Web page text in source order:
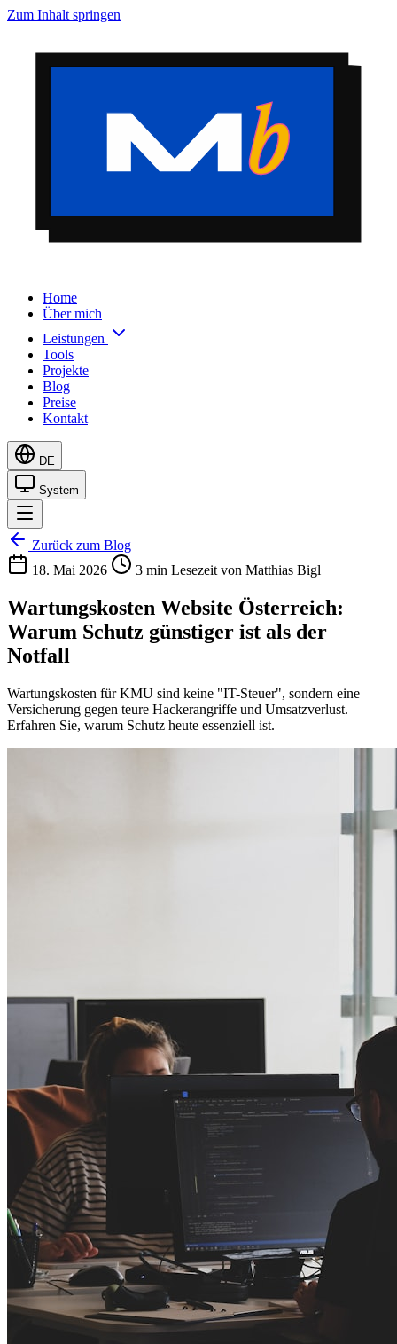
Zum Inhalt springen
Home
Über mich
Leistungen
Tools
Projekte
Blog
Preise
Kontakt
DE
System
Zurück zum Blog
18. Mai 2026
3 min Lesezeit von Matthias Bigl
Wartungskosten Website Österreich:
Warum Schutz günstiger ist als der
Notfall
Wartungskosten für KMU sind keine "IT-Steuer", sondern eine
Versicherung gegen teure Hackerangriffe und Umsatzverlust.
Erfahren Sie, warum Schutz heute essenziell ist.